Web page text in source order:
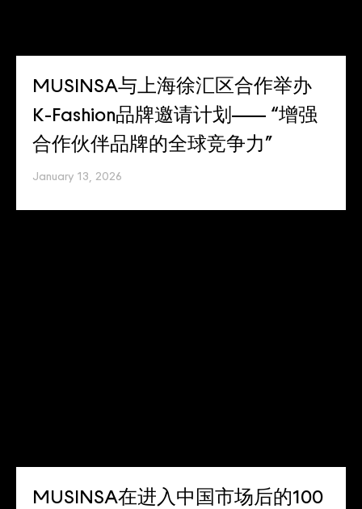
MUSINSA与上海徐汇区合作举办
K-Fashion品牌邀请计划—— “增强
合作伙伴品牌的全球竞争力”
January 13, 2026
MUSINSA在进入中国市场后的100